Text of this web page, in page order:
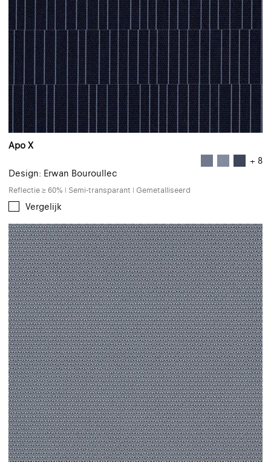
Apo X
+ 8
Design: Erwan Bouroullec
Reflectie ≥ 60% | Semi-transparant | Gemetalliseerd
Vergelijk